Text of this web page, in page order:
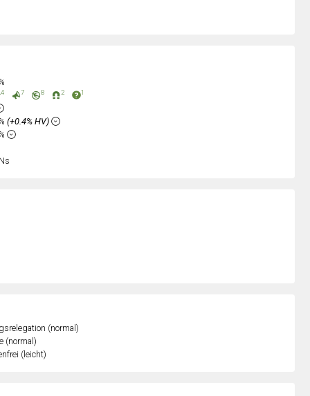
(normal)
(normal)
(leicht)
4 7 8 2 1
(+0.4% HV)